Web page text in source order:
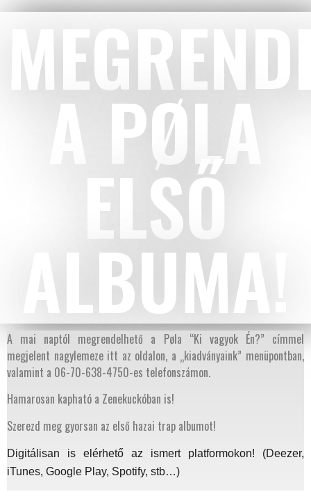
A PØLA
ELSŐ
ALBUMA!
A mai naptól megrendelhető a Pøla “Ki vagyok Én?” címmel
megjelent nagylemeze itt az oldalon, a „kiadványaink” menüpontban,
valamint a 06-70-638-4750-es telefonszámon.
Hamarosan kapható a Zenekuckóban is!
Szerezd meg gyorsan az első hazai trap albumot!
Digitálisan is elérhető az ismert platformokon! (Deezer,
iTunes, Google Play, Spotify, stb…)